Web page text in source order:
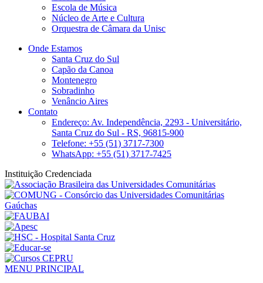
Escola de Música
Núcleo de Arte e Cultura
Orquestra de Câmara da Unisc
Onde Estamos
Santa Cruz do Sul
Capão da Canoa
Montenegro
Sobradinho
Venâncio Aires
Contato
Endereço: Av. Independência, 2293 - Universitário,
Santa Cruz do Sul - RS, 96815-900
Telefone: +55 (51) 3717-7300
WhatsApp: +55 (51) 3717-7425
Instituição Credenciada
MENU PRINCIPAL